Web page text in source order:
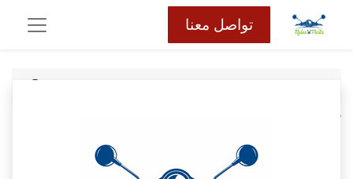
تواصل معنا
كافة المنتجات